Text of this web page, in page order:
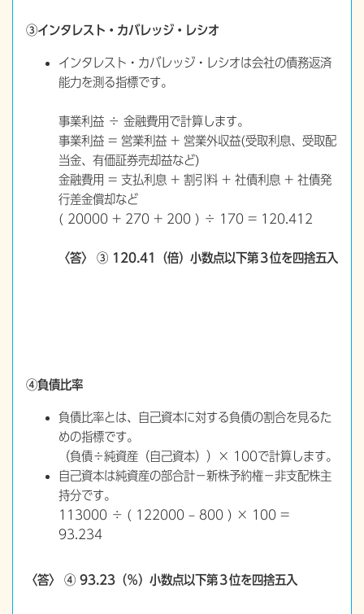
③インタレスト・カバレッジ・レシオ
インタレスト・カバレッジ・レシオは会社の債務返済
能力を測る指標です。
事業利益 ÷ 金融費用で計算します。
事業利益 = 営業利益 + 営業外収益(受取利息、受取配
当金、有価証券売却益など)
金融費用 = 支払利息 + 割引料 + 社債利息 + 社債発
行差金償却など
( 20000 + 270 + 200 ) ÷ 170 = 120.412
〈答〉 ③ 120.41（倍）小数点以下第３位を四捨五入
④負債比率
負債比率とは、自己資本に対する負債の割合を見るた
めの指標です。
（負債÷純資産（自己資本））× 100で計算します。
自己資本は純資産の部合計−新株予約権−非支配株主
持分です。
113000 ÷ ( 122000 – 800 ) × 100 =
93.234
〈答〉 ④ 93.23（％）小数点以下第３位を四捨五入